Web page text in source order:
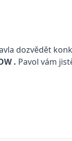
dozvědět
. Pavol vám